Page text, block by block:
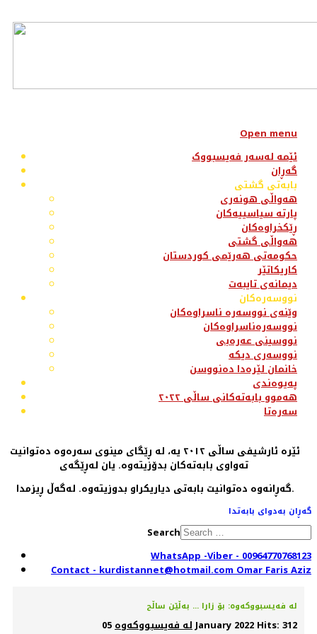
Open menu
ئێمە لەسەر فەیسبووک
گەڕان
بابەتی گشتی
هەواڵی هونەری
پارتە سیاسییەکان
ڕێکخراوەکان
هەواڵی گشتی
حکومەتی هەرێمی کوردستان
کاریکاتێر
دیمانەی تایبەت
نووسەرەکان
وێنەی نووسەرە ناسراوەکان
نووسەرەناسراوەکان
نووسینی عەرەبی
نووسەری دیکە
خانمان لێرەدا دەنووسن
پەیوەندی
هەموو بابەتەکانی ساڵی ٢٠٢٢
سەرەتا
ئێرە ئارشیفی ساڵی ٢٠١٢ یە، لە ڕێگای مینوی سەرەوە دەتوانیت
تەواوی بابەتەکان بدۆزیتەوە. یان لەڕێگەی
گەڕانەوە دەتوانیت بابەتی دیاریکراو بدوزیتەوە. لەگەڵ ڕیزمدا.
گەڕان بەدوای بابەتدا
Search
WhatsApp -Viber - 00964770768123
Contact - kurdistannet@hotmail.com Omar Faris Aziz
لە فەیسبووکەوە: بۆ زارا ... بەڵێن ساڵح
لە فەیسبووکەوە05 January 2022 Hits: 312